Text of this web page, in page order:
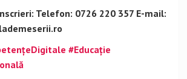
Telefon: 0726 220 357 E-mail:
#Educație